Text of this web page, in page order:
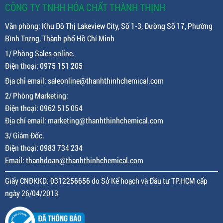
CÔNG TY TNHH HÓA CHẤT THÀNH THỊNH
Văn phòng: Khu Đô Thị Lakeview City, Số 1-3, Đường Số 17, Phường
Bình Trưng, Thành phố Hồ Chí Minh
1/ Phòng Sales online.
Điện thoại: 0975 151 205
Địa chỉ email: saleonline@thanhthinhchemical.com
2/ Phòng Marketing:
Điện thoại: 0962 515 054
Địa chỉ email: marketing@thanhthinhchemical.com
3/ Giám Đốc.
Điện thoại: 0983 734 234
Email: thanhdoan@thanhthinhchemical.com
Giấy CNĐKKD: 0312256656 do Sở Kế hoạch và Đầu tư TP.HCM cấp
ngày 26/04/2013